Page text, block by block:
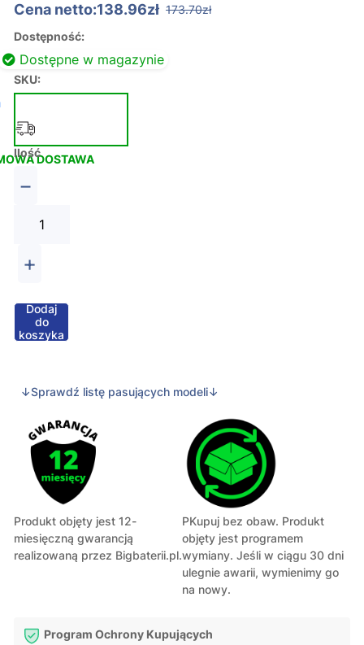
Cena netto:138.96zł 173.70zł
Dostępność:
Dostępne w magazynie
SKU:
DOSTAWA
Ilość
−
+
Dodaj
do
koszyka
↓Sprawdź listę pasujących modeli↓
Produkt objęty jest 12-
miesięczną gwarancją
realizowaną przez Bigbaterii.pl.
PKupuj bez obaw. Produkt
objęty jest programem
wymiany. Jeśli w ciągu 30 dni
ulegnie awarii, wymienimy go
na nowy.
Program Ochrony Kupujących